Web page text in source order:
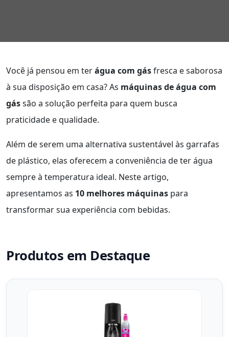
Você já pensou em terágua com gásfresca e saborosa
à sua disposição em casa? As máquinas de água com
gássão a solução perfeita para quem busca
praticidade e qualidade.
Além de serem uma alternativa sustentável às garrafas
de plástico, elas oferecem a conveniência de ter água
sempre à temperatura ideal. Neste artigo,
apresentamos as 10 melhores máquinas para
transformar sua experiência com bebidas.
Produtos em Destaque